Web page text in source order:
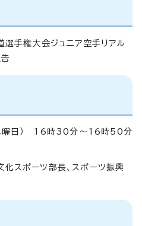
選手権大会ジュニア空手リアル
曜日） 16時30分～16時50分
化スポーツ部長、スポーツ振興